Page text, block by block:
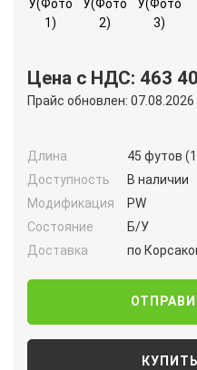
Цена с НДС: 463
Прайс обновлен: 07.08.2026
Длина
45 футов
Доступность
В наличии
Модификация
PW
Состояние
Б/У
Доставка
по